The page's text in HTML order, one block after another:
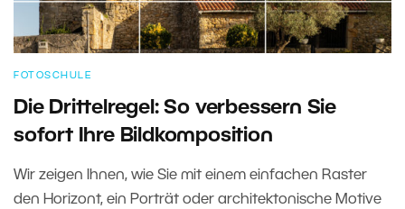
FOTOSCHULE
Die Drittelregel: So verbessern Sie
sofort Ihre Bildkomposition
Wir zeigen Ihnen, wie Sie mit einem einfachen Raster
den Horizont, ein Porträt oder architektonische Motive